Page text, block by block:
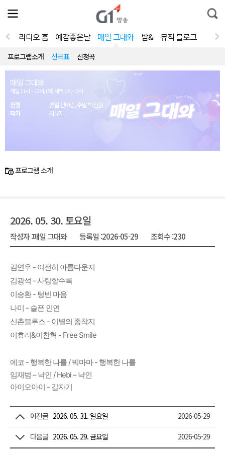
전
체
뉴
열
통
합
라디오 홈 예감좋은날 매일 그대와 밤& 뮤직 블로그
프로그램소개 선곡표 신청곡
매일 그대와
매일 11시 ~ 12시, (재) 새벽 1시 ~ 2시
진행
평일 신아림, 주말 박진형
작가
최유지
프로그램 소개
2026. 05. 30. 토요일
작성자 :매일 그대와 등록일 :2026-05-29 조회수 :230
김연우 - 여전히 아름다운지
김광석 - 사랑할수록
이승환 - 텅빈 마음
나미 - 슬픈 인연
신촌블루스 - 이별의 종착지
이효리&이찬혁 - Free Smile
에코 - 행복한 나를 / 빅마마 - 행복한 나를
임재범 – 낙인 / Hebi – 낙인
아이오아이 - 갑자기
이전글 2026. 05. 31. 일요일 2026-05-29
다음글 2026. 05. 29. 금요일 2026-05-29